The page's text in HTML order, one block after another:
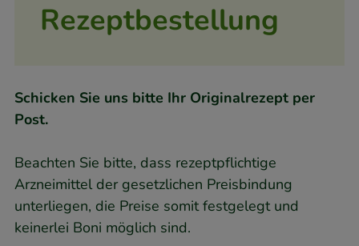
Rezeptbestellung
Schicken Sie uns bitte Ihr Originalrezept per
Post.
Beachten Sie bitte, dass rezeptpflichtige
Arzneimittel der gesetzlichen Preisbindung
unterliegen, die Preise somit festgelegt und
keinerlei Boni möglich sind.